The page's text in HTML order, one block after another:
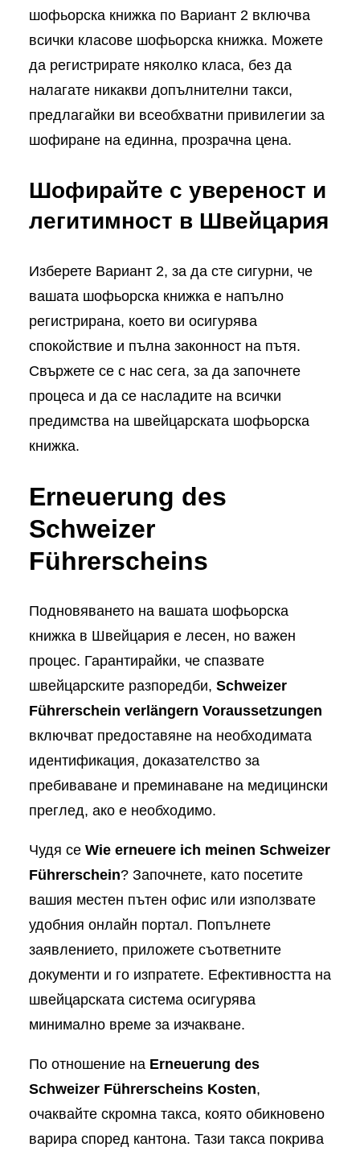
шофьорска книжка по Вариант 2 включва
всички класове шофьорска книжка. Можете
да регистрирате няколко класа, без да
налагате никакви допълнителни такси,
предлагайки ви всеобхватни привилегии за
шофиране на единна, прозрачна цена.
Шофирайте с увереност и
легитимност в Швейцария
Изберете Вариант 2, за да сте сигурни, че
вашата шофьорска книжка е напълно
регистрирана, което ви осигурява
спокойствие и пълна законност на пътя.
Свържете се с нас сега, за да започнете
процеса и да се насладите на всички
предимства на швейцарската шофьорска
книжка.
Erneuerung des
Schweizer
Führerscheins
Подновяването на вашата шофьорска
книжка в Швейцария е лесен, но важен
процес. Гарантирайки, че спазвате
швейцарските разпоредби, Schweizer
Führerschein verlängern Voraussetzungen
включват предоставяне на необходимата
идентификация, доказателство за
пребиваване и преминаване на медицински
преглед, ако е необходимо.
Чудя се Wie erneuere ich meinen Schweizer
Führerschein? Започнете, като посетите
вашия местен пътен офис или използвате
удобния онлайн портал. Попълнете
заявлението, приложете съответните
документи и го изпратете. Ефективността на
швейцарската система осигурява
минимално време за изчакване.
По отношение на Erneuerung des
Schweizer Führerscheins Kosten,
очаквайте скромна такса, която обикновено
варира според кантона. Тази такса покрива